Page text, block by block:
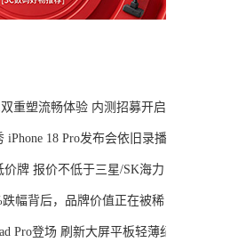
双重塑流畅体验 内测招募开启
iPhone 18 Pro发布会依旧录播
价牌 报价不低于三星/SK海力
幅背后，品牌价值正在被稀
Pro登场 刷新大屏平板轻薄纪